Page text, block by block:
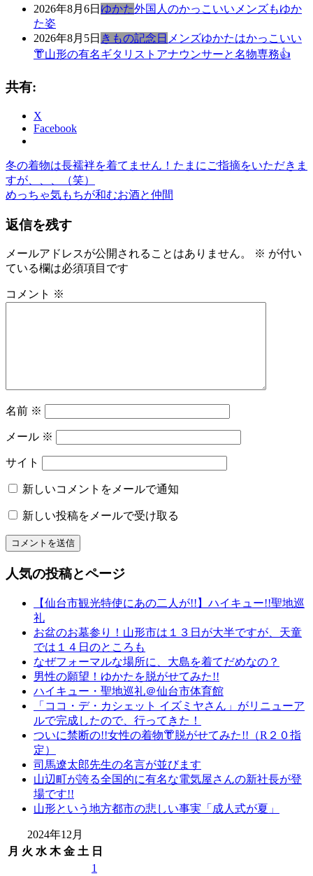
2026年8月6日 ゆかた外国人のかっこいいメンズもゆか
た姿
2026年8月5日 きもの記念日 メンズゆかたはかっこいい
👘山形の有名ギタリストアナウンサーと名物専務👍
共有:
X
Facebook
き
も
の
か
ゆ
か
の
物
務
和〜
っ
り
和
文
山
山
投
稿
ナ
ビ
ゲ
シ
前
の
記
冬の着物は長襦袢を着てません！たまにご指摘をいただきま
すが、、、（笑）
次
記
めっちゃ気もちが和むお酒と仲間
返信を残す
メールアドレスが公開されることはありません。 ※ が付い
ている欄は必須項目です
コメント ※
名前 ※
メール ※
サイト
新しいコメントをメールで通知
新しい投稿をメールで受け取る
人気の投稿とページ
【仙台市観光特使にあの二人が!!】ハイキュー!!聖地巡
礼
お盆のお墓参り！山形市は１３日が大半ですが、天童
では１４日のところも
なぜフォーマルな場所に、大島を着てだめなの？
男性の願望！ゆかたを脱がせてみた!!
ハイキュー・聖地巡礼＠仙台市体育館
「ココ・デ・カシェット イズミヤさん」がリニューア
ルで完成したので、行ってきた！
ついに禁断の!!女性の着物👘脱がせてみた!!（R２０指
定）
司馬遼太郎先生の名言が並びます
山辺町が誇る全国的に有名な電気屋さんの新社長が登
場です!!
山形という地方都市の悲しい事実「成人式が夏」
2024年12月
月 火 水 木 金 土 日
1